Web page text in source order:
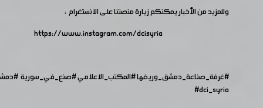
وللمزيد من الأخبار يمكنكم زيارة منصتنا على الانستغرام :
https://www.instagram.com/dcisyria​
#غرفة_صناعة_دمشق_وريفها#المكتب_الاعلامي#صنع_في_سورية
#dci_syria